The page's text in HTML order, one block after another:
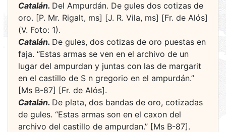
Catalán. Del Ampurdán. De gules dos cotizas de
oro. [P. Mr. Rigalt, ms] [J. R. Vila, ms] [Fr. de Alós]
(V. Foto: 1).
Catalán. De gules, dos cotizas de oro puestas en
faja. “Estas armas se ven en el archivo de un
lugar del ampurdan y juntas con las de margarit
en el castillo de S n gregorio en el ampurdán.”
[Ms B-87] [Fr. de Alós].
Catalán. De plata, dos bandas de oro, cotizadas
de gules. “Estas armas son en el caxon del
archivo del castillo de ampurdan.” [Ms B-87].